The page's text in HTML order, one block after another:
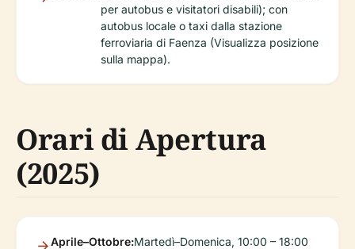
per autobus e visitatori disabili); con
autobus locale o taxi dalla stazione
ferroviaria di Faenza (Visualizza posizione
sulla mappa).
Orari di Apertura
(2025)
Aprile–Ottobre:Martedì–Domenica, 10:00 – 18:00